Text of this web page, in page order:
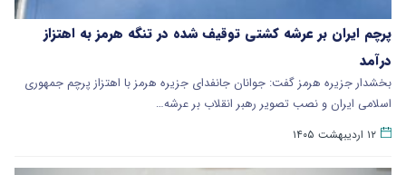
پرچم ایران بر عرشه کشتی توقیف شده در تنگه هرمز به اهتزاز
درآمد
بخشدار جزیره هرمز گفت: جوانان جانفدای جزیره هرمز با اهتزاز پرچم جمهوری
اسلامی ایران و نصب تصویر رهبر انقلاب بر عرشه…
۱۲ اردیبهشت ۱۴۰۵